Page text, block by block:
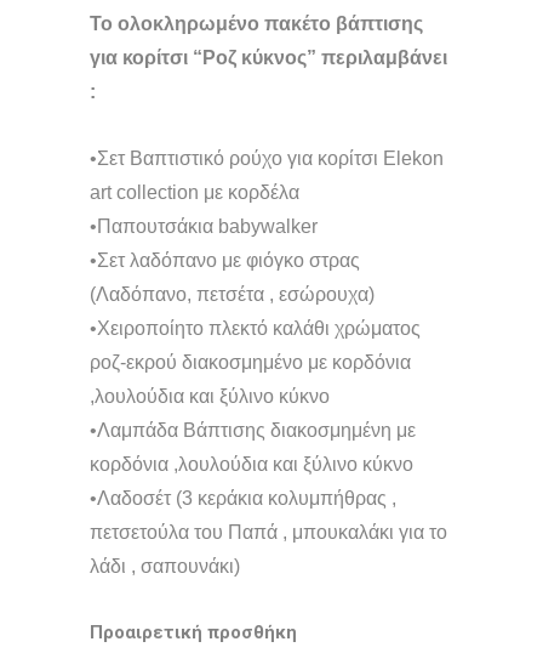
through
475.00€
Το ολοκληρωμένο πακέτο βάπτισης
για κορίτσι “Ροζ κύκνος” περιλαμβάνει
:
•Σετ Βαπτιστικό ρούχο για κορίτσι Elekon
art collection με κορδέλα
•Παπουτσάκια babywalker
•Σετ λαδόπανο με φιόγκο στρας
(Λαδόπανο, πετσέτα , εσώρουχα)
•Χειροποίητο πλεκτό καλάθι χρώματος
ροζ-εκρού διακοσμημένο με κορδόνια
,λουλούδια και ξύλινο κύκνο
•Λαμπάδα Βάπτισης διακοσμημένη με
κορδόνια ,λουλούδια και ξύλινο κύκνο
•Λαδοσέτ (3 κεράκια κολυμπήθρας ,
πετσετούλα του Παπά , μπουκαλάκι για το
λάδι , σαπουνάκι)
Προαιρετική προσθήκη